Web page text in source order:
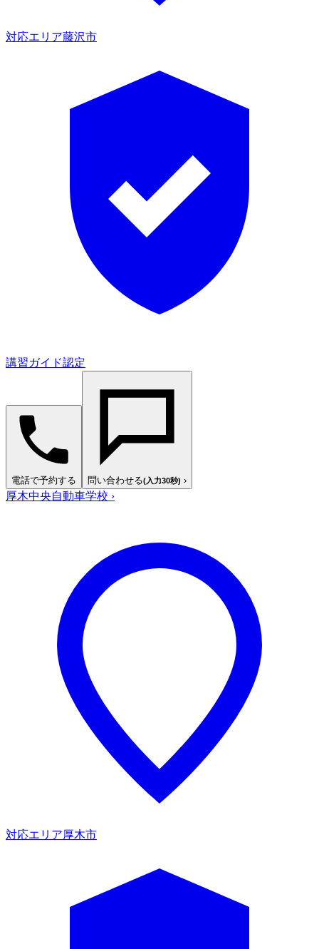
対応エリア藤沢市
講習ガイド認定
電話で予約する 問い合わせる(入力30秒) ›
厚木中央自動車学校 ›
対応エリア厚木市